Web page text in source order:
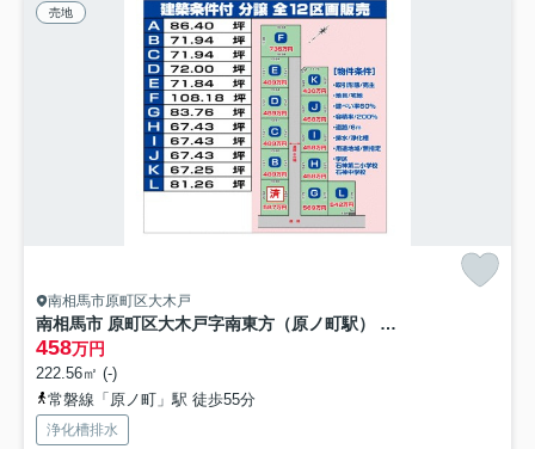
売地
南相馬市原町区大木戸
南相馬市 原町区大木戸字南東方（原ノ町駅） 住宅用地
458万円
222.56㎡ (-)
常磐線「原ノ町」駅 徒歩55分
浄化槽排水